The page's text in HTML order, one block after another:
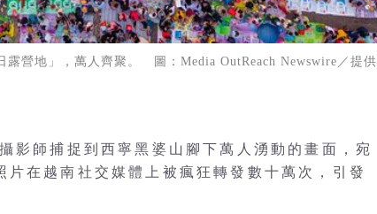
營地」，萬人齊聚。 圖：Media OutReach Newswire／提供
影師捕捉到西寧黑婆山腳下萬人湧動的畫面，宛
在越南社交媒體上被瘋狂轉發數十萬次，引發